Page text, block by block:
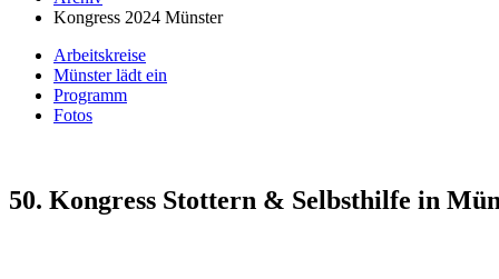
Kongress 2024 Münster
Arbeitskreise
Münster lädt ein
Programm
Fotos
50. Kongress Stottern & Selbsthilfe in